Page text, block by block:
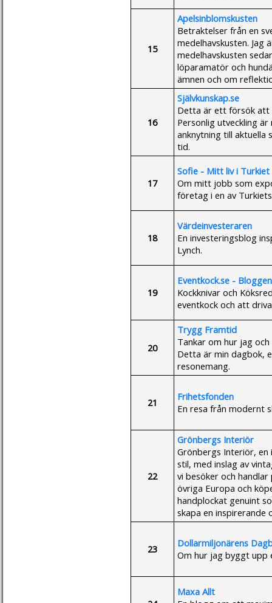
15
Apelsinblomskusten
Betraktelser från en
medelhavskusten. Jag
medelhavskusten
löparamatör och
ämnen och om
16
Självkunskap.se
Detta är ett försök att
Personlig utveckling
anknytning till aktuella
tid.
17
Sofie - Mitt liv i Turkiet
Om mitt jobb som
företag i en av
18
Värdeinvesteraren
En investeringsblog
Lynch.
19
Eventkock.se - Bloggen
Kockknivar och
eventkock och att
20
Trygg Framtid
Tankar om hur jag
Detta är min dagbok,
resonemang.
21
Frihetsfonden
En resa från modernt
22
Grönbergs Interiör
Grönbergs Interiör, en
stil, med inslag av
vi besöker och
övriga Europa och
handplockat genuint
skapa en inspirerande
23
Dollarmiljonärens
Om hur jag byggt upp
Maxa Allt